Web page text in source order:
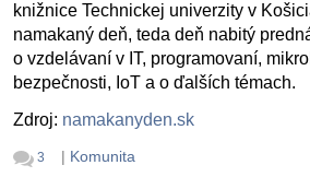
knižnice Technickej univerzity v
namakaný deň, teda deň nabitý
o vzdelávaní v IT, programovaní,
bezpečnosti, IoT a o ďalších témach.
Zdroj: namakanyden.sk
3 | Komunita